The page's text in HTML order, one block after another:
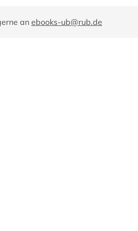
an ebooks-ub@rub.de